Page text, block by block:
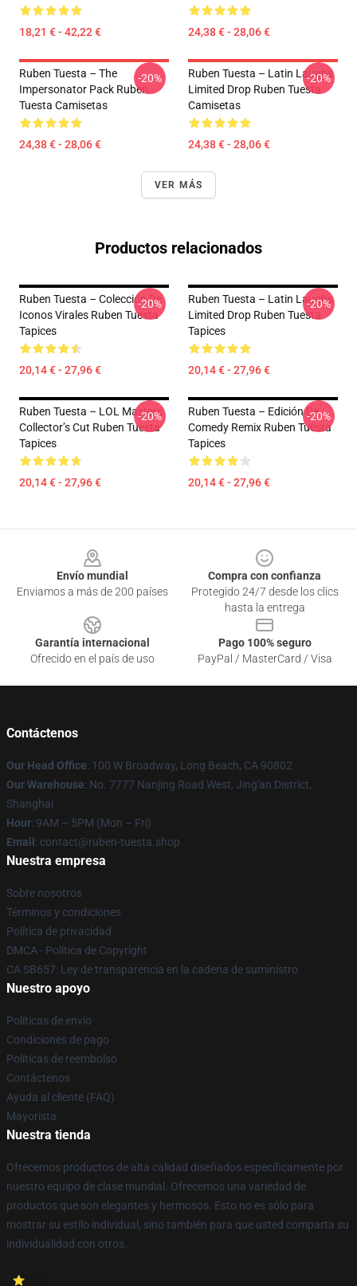
18,21 € - 42,22 € 24,38 € - 28,06 €
Ruben Tuesta – The
Impersonator Pack Ruben
Tuesta Camisetas
24,38 € - 28,06 €
-20%
Ruben Tuesta – Latin Laughs
Limited Drop Ruben Tuesta
Camisetas
24,38 € - 28,06 €
-20%
VER MÁS
Productos relacionados
Ruben Tuesta – Colección De
Iconos Virales Ruben Tuesta
Tapices
20,14 € - 27,96 €
-20%
Ruben Tuesta – Latin Laughs
Limited Drop Ruben Tuesta
Tapices
20,14 € - 27,96 €
-20%
Ruben Tuesta – LOL Masters
Collector’s Cut Ruben Tuesta
Tapices
20,14 € - 27,96 €
-20%
Ruben Tuesta – Edición De
Comedy Remix Ruben Tuesta
Tapices
20,14 € - 27,96 €
-20%
Envío mundial
Enviamos a más de 200 países
Compra con confianza
Protegido 24/7 desde los clics
hasta la entrega
Garantía internacional
Ofrecido en el país de uso
Pago 100% seguro
PayPal / MasterCard / Visa
Contáctenos
Our Head Office: 100 W Broadway, Long Beach, CA 90802
Our Warehouse: No. 7777 Nanjing Road West, Jing'an District,
Shanghai
Hour: 9AM – 5PM (Mon – Fri)
Email : contact@ruben-tuesta.shop
Nuestra empresa
Sobre nosotros
Términos y condiciones
Política de privacidad
DMCA - Política de Copyright
CA SB657: Ley de transparencia en la cadena de suministro
Nuestro apoyo
Políticas de envío
Condiciones de pago
Políticas de reembolso
Contáctenos
Ayuda al cliente (FAQ)
Mayorista
Nuestra tienda
Ofrecemos productos de alta calidad diseñados específicamente por
nuestro equipo de clase mundial. Ofrecemos una variedad de
productos que son elegantes y hermosos. Esto no es sólo para
mostrar su estilo individual, sino también para que usted comparta su
individualidad con otros.